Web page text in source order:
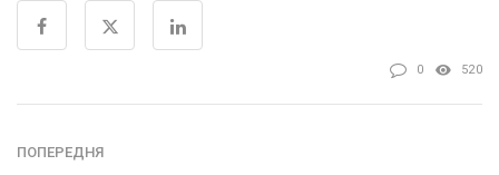
0 520
ПОПЕРЕДНЯ